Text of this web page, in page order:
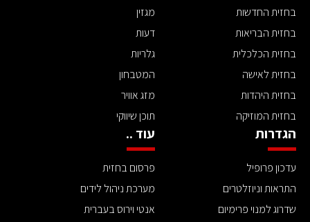
בחזית החדשות
בחזית הבריאות
בחזית הכלכלית
בחזית לאישה
בחזית היהדות
בחזית המוזיקה
מגזין
דעות
גלריות
המטבחון
מזג אוויר
תוכן שיווקי
הגדרות
עדכון פרופיל
התראות וניוזלטרים
שדרוג למנוי פרימיום
עוד ..
פרסום בחזית
מערכת ניהול לידים
אנטי וירוס בעברית